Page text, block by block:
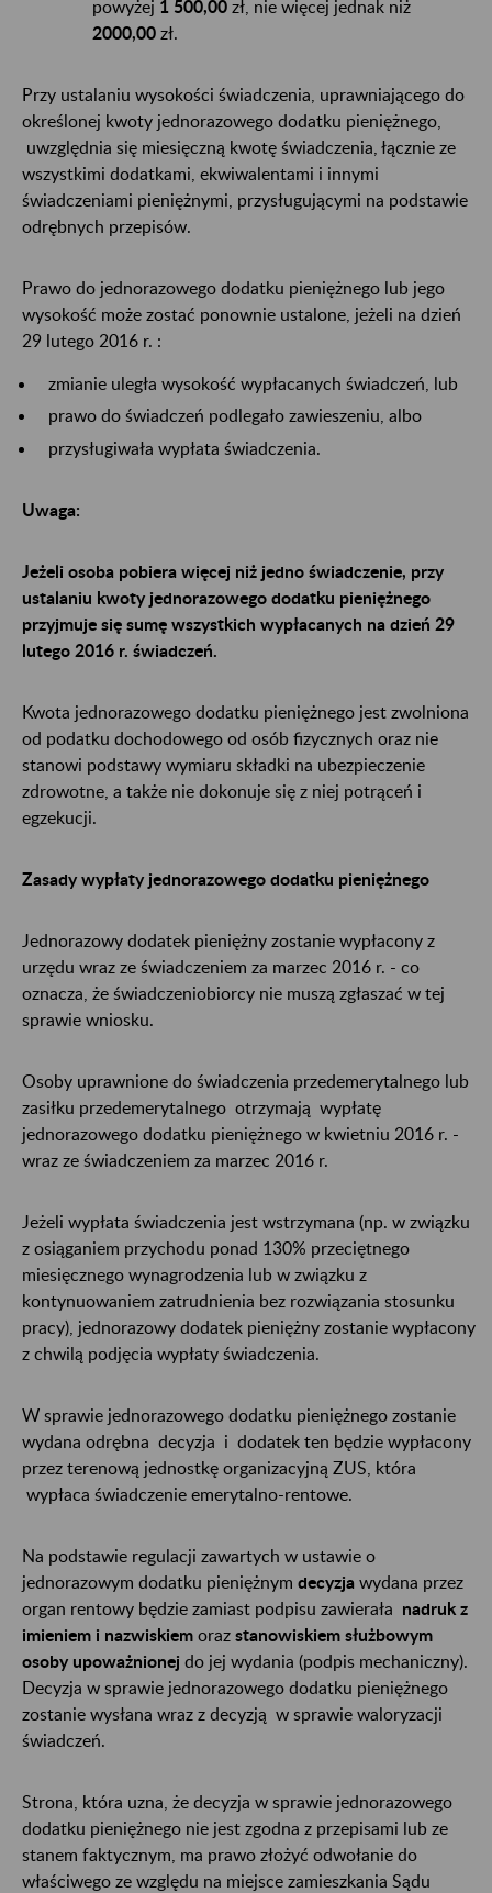
powyżej 1 500,00 zł, nie więcej jednak niż
2000,00 zł.
Przy ustalaniu wysokości świadczenia, uprawniającego do
określonej kwoty jednorazowego dodatku pieniężnego,
uwzględnia się miesięczną kwotę świadczenia, łącznie ze
wszystkimi dodatkami, ekwiwalentami i innymi
świadczeniami pieniężnymi, przysługującymi na podstawie
odrębnych przepisów.
Prawo do jednorazowego dodatku pieniężnego lub jego
wysokość może zostać ponownie ustalone, jeżeli na dzień
29 lutego 2016 r. :
zmianie uległa wysokość wypłacanych świadczeń, lub
prawo do świadczeń podlegało zawieszeniu, albo
przysługiwała wypłata świadczenia.
Uwaga:
Jeżeli osoba pobiera więcej niż jedno świadczenie, przy
ustalaniu kwoty jednorazowego dodatku pieniężnego
przyjmuje się sumę wszystkich wypłacanych na dzień 29
lutego 2016 r. świadczeń.
Kwota jednorazowego dodatku pieniężnego jest zwolniona
od podatku dochodowego od osób fizycznych oraz nie
stanowi podstawy wymiaru składki na ubezpieczenie
zdrowotne, a także nie dokonuje się z niej potrąceń i
egzekucji.
Zasady wypłaty jednorazowego dodatku pieniężnego
Jednorazowy dodatek pieniężny zostanie wypłacony z
urzędu wraz ze świadczeniem za marzec 2016 r. - co
oznacza, że świadczeniobiorcy nie muszą zgłaszać w tej
sprawie wniosku.
Osoby uprawnione do świadczenia przedemerytalnego lub
zasiłku przedemerytalnego otrzymają wypłatę
jednorazowego dodatku pieniężnego w kwietniu 2016 r. -
wraz ze świadczeniem za marzec 2016 r.
Jeżeli wypłata świadczenia jest wstrzymana (np. w związku
z osiąganiem przychodu ponad 130% przeciętnego
miesięcznego wynagrodzenia lub w związku z
kontynuowaniem zatrudnienia bez rozwiązania stosunku
pracy), jednorazowy dodatek pieniężny zostanie wypłacony
z chwilą podjęcia wypłaty świadczenia.
W sprawie jednorazowego dodatku pieniężnego zostanie
wydana odrębna decyzja i dodatek ten będzie wypłacony
przez terenową jednostkę organizacyjną ZUS, która
wypłaca świadczenie emerytalno-rentowe.
Na podstawie regulacji zawartych w ustawie o
jednorazowym dodatku pieniężnym decyzja wydana przez
organ rentowy będzie zamiast podpisu zawierała nadruk z
imieniem i nazwiskiem oraz stanowiskiem służbowym
osoby upoważnionej do jej wydania (podpis mechaniczny).
Decyzja w sprawie jednorazowego dodatku pieniężnego
zostanie wysłana wraz z decyzją w sprawie waloryzacji
świadczeń.
Strona, która uzna, że decyzja w sprawie jednorazowego
dodatku pieniężnego nie jest zgodna z przepisami lub ze
stanem faktycznym, ma prawo złożyć odwołanie do
właściwego ze względu na miejsce zamieszkania Sądu